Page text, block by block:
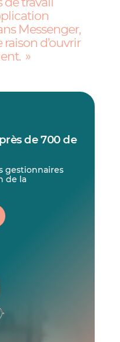
Messenger,
raison d’ouvrir
de 700 de
gestionnaires
de la